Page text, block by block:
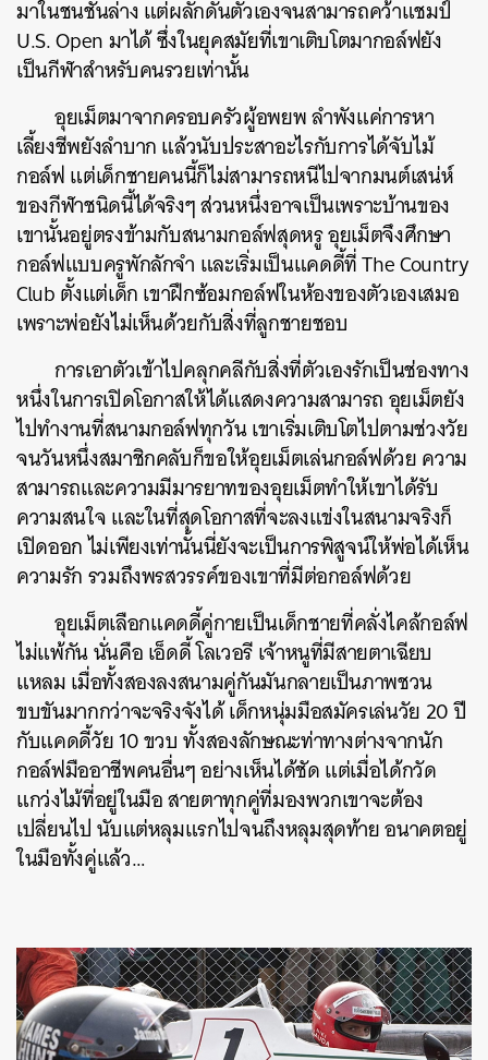
มาในชนชั้นล่าง แต่ผลักดันตัวเองจนสามารถคว้าแชมป์
U.S. Open มาได้ ซึ่งในยุคสมัยที่เขาเติบโตมากอล์ฟยัง
เป็นกีฬาสำหรับคนรวยเท่านั้น
อุยเม็ตมาจากครอบครัวผู้อพยพ ลำพังแค่การหา
เลี้ยงชีพยังลำบาก แล้วนับประสาอะไรกับการได้จับไม้
กอล์ฟ แต่เด็กชายคนนี้ก็ไม่สามารถหนีไปจากมนต์เสน่ห์
ของกีฬาชนิดนี้ได้จริงๆ ส่วนหนึ่งอาจเป็นเพราะบ้านของ
เขานั้นอยู่ตรงข้ามกับสนามกอล์ฟสุดหรู อุยเม็ตจึงศึกษา
กอล์ฟแบบครูพักลักจำ และเริ่มเป็นแคดดี้ที่ The Country
Club ตั้งแต่เด็ก เขาฝึกซ้อมกอล์ฟในห้องของตัวเองเสมอ
เพราะพ่อยังไม่เห็นด้วยกับสิ่งที่ลูกชายชอบ
การเอาตัวเข้าไปคลุกคลีกับสิ่งที่ตัวเองรักเป็นช่องทาง
หนึ่งในการเปิดโอกาสให้ได้แสดงความสามารถ อุยเม็ตยัง
ไปทำงานที่สนามกอล์ฟทุกวัน เขาเริ่มเติบโตไปตามช่วงวัย
จนวันหนึ่งสมาชิกคลับก็ขอให้อุยเม็ตเล่นกอล์ฟด้วย ความ
สามารถและความมีมารยาทของอุยเม็ตทำให้เขาได้รับ
ความสนใจ และในที่สุดโอกาสที่จะลงแข่งในสนามจริงก็
เปิดออก ไม่เพียงเท่านั้นนี่ยังจะเป็นการพิสูจน์ให้พ่อได้เห็น
ความรัก รวมถึงพรสวรรค์ของเขาที่มีต่อกอล์ฟด้วย
อุยเม็ตเลือกแคดดี้คู่กายเป็นเด็กชายที่คลั่งไคล้กอล์ฟ
ไม่แพ้กัน นั่นคือ เอ็ดดี้ โลเวอรี เจ้าหนูที่มีสายตาเฉียบ
แหลม เมื่อทั้งสองลงสนามคู่กันมันกลายเป็นภาพชวน
ขบขันมากกว่าจะจริงจังได้ เด็กหนุ่มมือสมัครเล่นวัย 20 ปี
กับแคดดี้วัย 10 ขวบ ทั้งสองลักษณะท่าทางต่างจากนัก
กอล์ฟมืออาชีพคนอื่นๆ อย่างเห็นได้ชัด แต่เมื่อได้กวัด
แกว่งไม้ที่อยู่ในมือ สายตาทุกคู่ที่มองพวกเขาจะต้อง
เปลี่ยนไป นับแต่หลุมแรกไปจนถึงหลุมสุดท้าย อนาคตอยู่
ในมือทั้งคู่แล้ว…